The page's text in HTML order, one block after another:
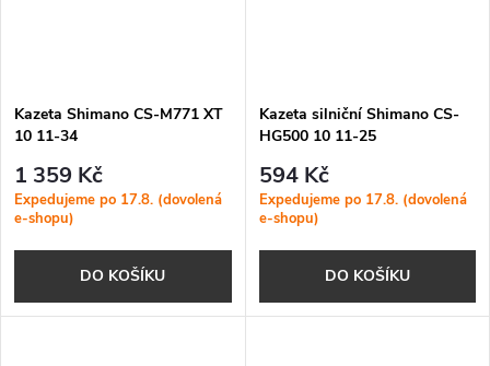
Kazeta Shimano CS-M771 XT
10 11-34
1 359 Kč
Expedujeme po 17.8. (dovolená
e-shopu)
DO KOŠÍKU
Kazeta silniční Shimano CS-
HG500 10 11-25
594 Kč
Expedujeme po 17.8. (dovolená
e-shopu)
DO KOŠÍKU